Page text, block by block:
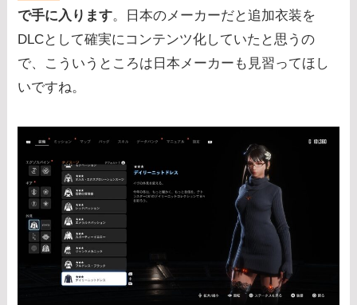
で手に入ります。日本のメーカーだと追加衣装を
DLCとして確実にコンテンツ化していたと思うの
で、こういうところは日本メーカーも見習ってほし
いですね。